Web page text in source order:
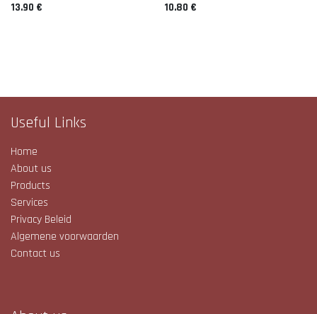
13.90 € 10.80 €
Useful Links
Home
About us
Products
Services
Privacy Beleid
Algemene voorwaarden
Contact us